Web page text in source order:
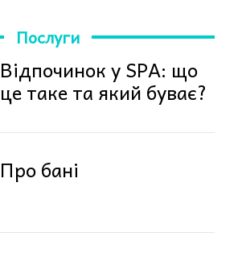
Послуги
Відпочинок у SPA: що
це таке та який буває?
Про бані